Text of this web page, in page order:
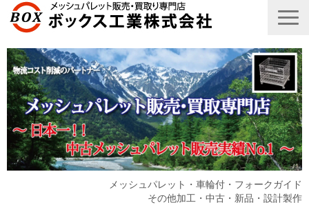
メッシュパレット・車輪付・フォークガイド
その他加工・中古・新品・設計製作